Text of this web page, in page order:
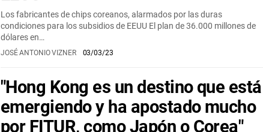
Los fabricantes de chips coreanos, alarmados por las duras
condiciones para los subsidios de EEUU El plan de 36.000 millones de
dólares en…
JOSÉ ANTONIO VIZNER 03/03/23
"Hong Kong es un destino que está
emergiendo y ha apostado mucho
por FITUR, como Japón o Corea"